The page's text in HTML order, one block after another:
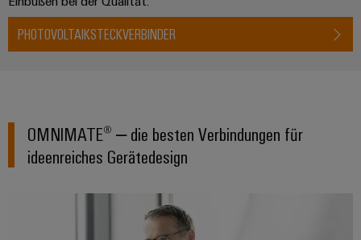
PHOTOVOLTAIKSTECKVERBINDER
OMNIMATE® – die besten Verbindungen für
ideenreiches Gerätedesign